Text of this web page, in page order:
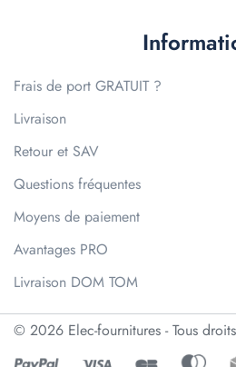
Frais de port GRATUIT ?
Livraison
Retour et SAV
Questions fréquentes
Moyens de paiement
Avantages PRO
Livraison DOM TOM
© 2026 Elec-fournitures - Tous